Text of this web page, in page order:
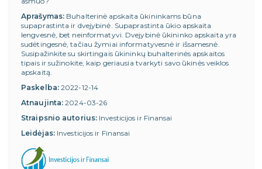
Aprašymas: Buhalterinė apskaita ūkininkams būna
supaprastinta ir dvejybinė. Supaprastinta ūkio apskaita
lengvesnė, bet neinformatyvi. Dvejybinė ūkininko apskaita yra
sudėtingesnė, tačiau žymiai informatyvesnė ir išsamesnė.
Susipažinkite su skirtingais ūkininkų buhalterinės apskaitos
tipais ir sužinokite, kaip geriausia tvarkyti savo ūkinės veiklos
apskaitą.
Paskelba: 2022-12-14
Atnaujinta: 2024-03-26
Straipsnio autorius: Investicijos ir Finansai
Leidėjas: Investicijos ir Finansai